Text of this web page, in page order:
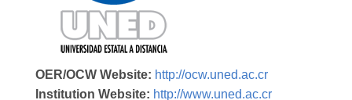
OER/OCW Website: http://ocw.uned.ac.cr
Institution Website: http://www.uned.ac.cr